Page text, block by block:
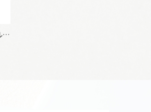
お茶村のサンゴカルシウム 6袋